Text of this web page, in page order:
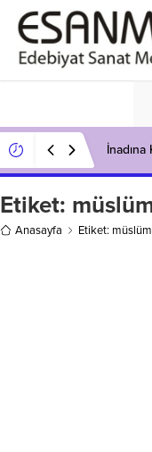
İnadına
Etiket:
Anasayfa Etiket: